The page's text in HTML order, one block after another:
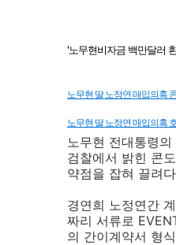
'노무현비자금 백만달러
노무현 딸 노정연 매입의혹
노무현 딸 노정연 매입의혹
노무현 전대통령
검찰에서 밝힌 콘
약점을 잡혀 끌려
경연희 노정연간
짜리 서류로
의 간이계약서 형